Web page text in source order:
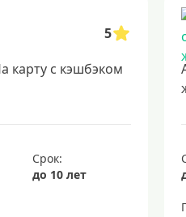
5
карту с кэшбэком
Срок:
до 10 лет